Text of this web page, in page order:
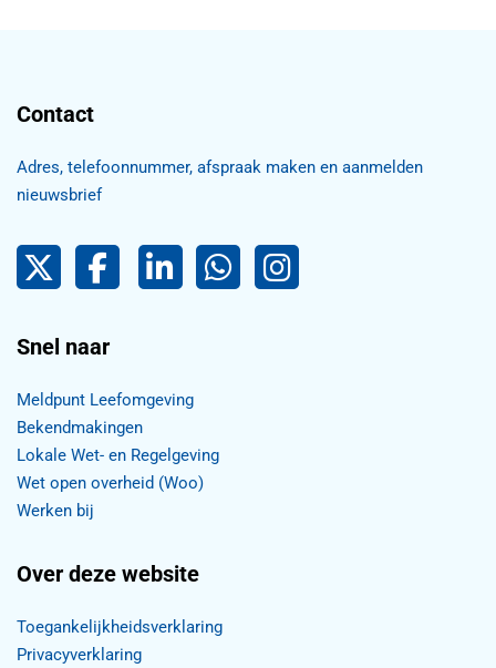
Contact
Adres, telefoonnummer, afspraak maken en aanmelden
nieuwsbrief
Pijnacker-Nootdorp op Twitter
FacebookLinkedIn Pijnacker-Nootdorp,
Pijnacker-Nootdorp WhatsApp
Snel naar
Meldpunt Leefomgeving
Bekendmakingen
Lokale Wet- en Regelgeving
Wet open overheid (Woo)
Werken bij
Over deze website
Toegankelijkheidsverklaring
Privacyverklaring